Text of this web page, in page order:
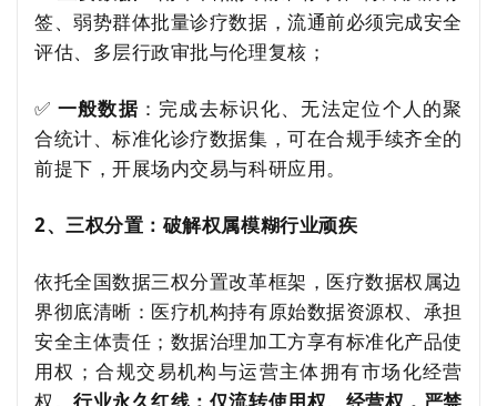
签、弱势群体批量诊疗数据，流通前必须完成安全
评估、多层行政审批与伦理复核；
✅ 一般数据：完成去标识化、无法定位个人的聚
合统计、标准化诊疗数据集，可在合规手续齐全的
前提下，开展场内交易与科研应用。
2、三权分置：破解权属模糊行业顽疾
依托全国数据三权分置改革框架，医疗数据权属边
界彻底清晰：医疗机构持有原始数据资源权、承担
安全主体责任；数据治理加工方享有标准化产品使
用权；合规交易机构与运营主体拥有市场化经营
权。行业永久红线：仅流转使用权、经营权，严禁